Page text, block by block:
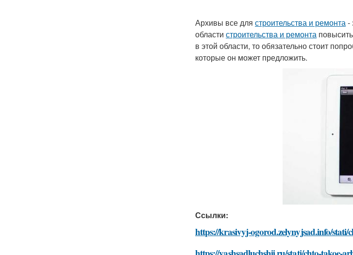
Архивы все для строительства и ремонта-
области строительства и ремонта
в этой области, то обязательно стоит
которые он может предложить.
Ссылки:
https://krasivyj-ogorod.zelynyjsad.info/stati/